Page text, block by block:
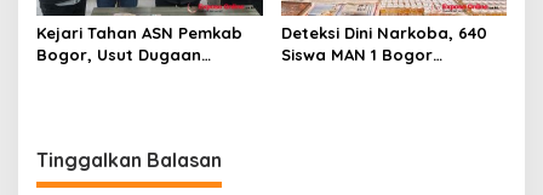
Kejari Tahan ASN Pemkab
Bogor, Usut Dugaan
Deteksi Dini Narkoba, 640
Siswa MAN 1 Bogor
Tinggalkan Balasan